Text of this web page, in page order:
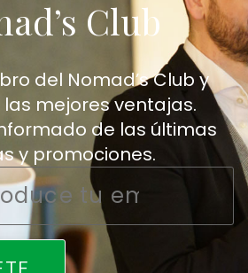
Club
del Nomad’s Club y
mejores ventajas.
de las últimas
y promociones.
Email
*